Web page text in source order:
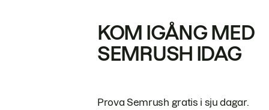
KOM IGÅNG MED
SEMRUSH IDAG
Prova Semrush gratis i sju dagar.